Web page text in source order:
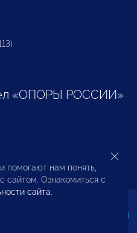
«ОПОРЫ РОССИИ»
и
помогают нам понять,
сайтом. Ознакомиться с
сайта.